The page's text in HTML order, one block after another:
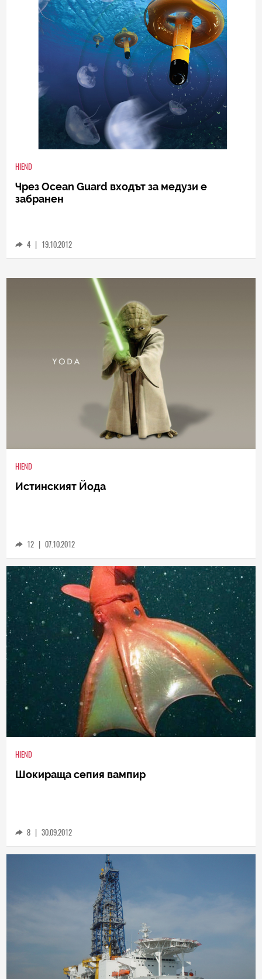
HIEND
Чрез Ocean Guard входът за медузи е
забранен
4 | 19.10.2012
HIEND
Истинският Йода
12 | 07.10.2012
HIEND
Шокираща сепия вампир
8 | 30.09.2012